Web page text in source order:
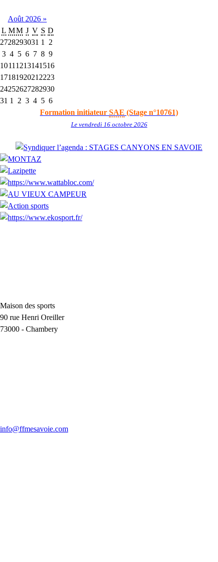
Août 2026 »
L MM J V S D
2728293031 1
2
3 4 5 6 7 8 9
1011 1213141516
1718192021 2223
24252627282930
31 1 2 3 4 5 6
Formation initiateur SAE (Stage n°10761)
Le vendredi 16 octobre 2026
Maison des sports
90 rue Henri Oreiller
73000 - Chambery
info@ffmesavoie.com